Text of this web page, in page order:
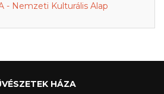
- Nemzeti Kulturális Alap
HÁZA